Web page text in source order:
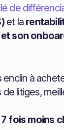
de
et la
son
à
litiges,
7 fois moins